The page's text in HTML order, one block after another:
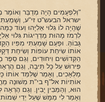
"וְלִפְעָמִים הָיָה מְדַבֵּר וְאוֹמֵר
ישראל הבעש"ט זי"ע,
שֶׁהָיָה לוֹ גִלוּי אֵלִיָּהוּ וְעוֹד
לִרְמֹז מָהוּת מַדְרֵיגוֹת גִּלּוּי
גָּבוֹהַּ. וּפַעַם שָׁמַעְתִּי מִפִּיו
אוֹתוֹ שִֹיחַת עוֹפוֹת וְשִֹיחַת
הַקְּדוֹשִׁים וִיחוּדִים, וְגַם סֵפֶר
פִּירוּשׁ עַל כָּל תֵּיבָה, וְגַם
מַלְאָכִים, וְאָמַר שֶׁלִּמֵּד אוֹתוֹ
אוֹתִיוֹת אל"ף בי"ת מְשׁוּנֶה
הוּא, וְהַמֵּבִין יָבִין. וְגַם
וְאָמַר לִי מַמָּשׁ שֶׁעַל יְדֵי